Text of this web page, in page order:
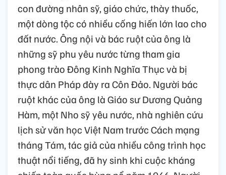
con đường nhân sỹ, giáo chức, thày thuốc,
một dòng tộc có nhiều cống hiến lớn lao cho
đất nước. Ông nội và bác ruột của ông là
những sỹ phu yêu nước từng tham gia
phong trào Đông Kinh Nghĩa Thục và bị
thực dân Pháp đày ra Côn Đảo. Người bác
ruột khác của ông là Giáo sư Dương Quảng
Hàm, một Nho sỹ yêu nước, nhà nghiên cứu
lịch sử văn học Việt Nam trước Cách mạng
tháng Tám, tác giả của nhiều công trình học
thuật nổi tiếng, đã hy sinh khi cuộc kháng